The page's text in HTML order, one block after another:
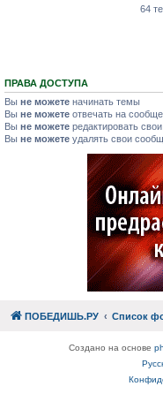
64
ПРАВА ДОСТУПА
Вы не можете начинать темы
Вы не можете отвечать на
Вы не можете редактировать
Вы не можете удалять свои
ПОБЕДИШЬ.РУ Список
Создано на основе